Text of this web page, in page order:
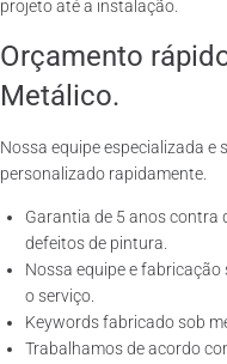
projeto até a instalação.
Orçamento
Metálico.
Nossa equipe especializada
personalizado rapidamente.
Garantia de 5 anos contra
defeitos de pintura.
Nossa equipe e
o serviço.
Keywords fabricado sob
Trabalhamos de acordo